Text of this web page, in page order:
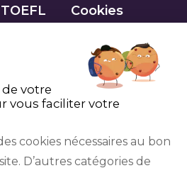
TOEFL Cookies
votre
vous faciliter votre
cookies nécessaires au bon
D’autres catégories de